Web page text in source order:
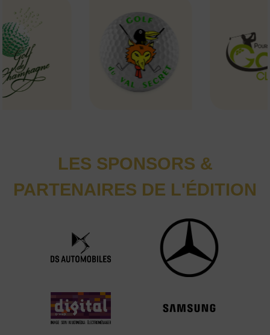
LES SPONSORS &
PARTENAIRES DE L'ÉDITION